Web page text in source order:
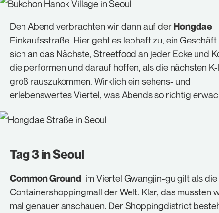
Den Abend verbrachten wir dann auf der Hongdae
Einkaufsstraße. Hier geht es lebhaft zu, ein
sich an das Nächste, Streetfood an jeder Ecke und
die performen und darauf hoffen, als die nächsten
groß rauszukommen. Wirklich ein sehens- und
erlebenswertes Viertel, was Abends so richtig
Tag 3 in Seoul
Common Ground im Viertel Gwangjin-gu gilt als
Containershoppingmall der Welt. Klar, das mussten
mal genauer anschauen. Der Shoppingdistrict